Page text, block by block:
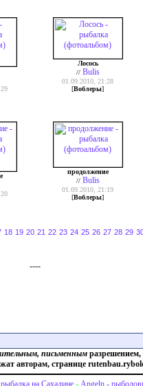
Лосось
// Bulis
01.09.2010, 21:28
[Воблеры]
продолжение
// Bulis
01.09.2010, 21:19
[Воблеры]
18 19 20 21 22 23 24 25 26 27 28 29
----
письменнымразрешением,
авторам, странице
на Сахалине - Angeln -